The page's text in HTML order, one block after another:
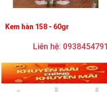
Kem hàn 158 - 60gr
Liên hệ: 0938454791